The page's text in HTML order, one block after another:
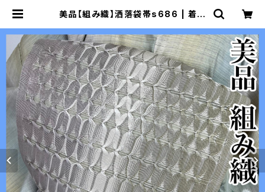
美品【組み織】洒落袋帯s686 | 着物